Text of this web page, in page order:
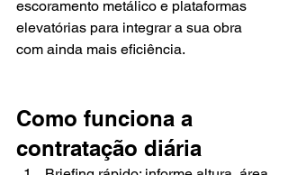
escoramento metálico e plataformas
elevatórias para integrar a sua obra
com ainda mais eficiência.
Como funciona a
contratação diária